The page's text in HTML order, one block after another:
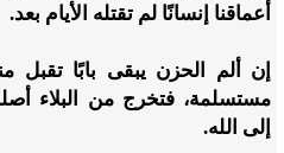
أعماقنا إنسانًا لم تقتله الأيام بعد.
إن ألم الحزن يبقى بابًا تقبل
مستسلمة، فتخرج من البلاء
إلى الله.